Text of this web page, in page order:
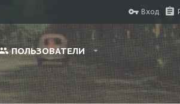
Вход
ПОЛЬЗОВАТЕЛИ